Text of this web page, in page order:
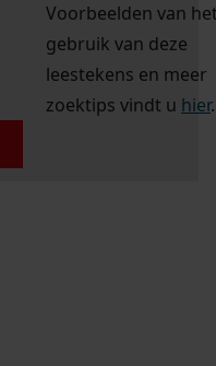
Voorbeelden van
gebruik van deze
leestekens en meer
zoektips vindt u hier.